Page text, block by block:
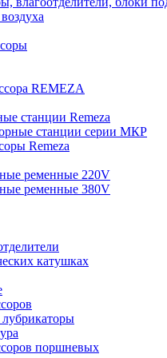
REMEZA
станции Remeza
станции серии МКР
Remeza
ременные 220V
ременные 380V
катушках
поршневых